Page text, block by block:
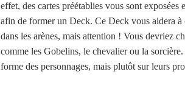
effet, des cartes préétablies vous sont
afin de former un Deck. Ce Deck vous aidera à
dans les arènes, mais attention ! Vous devriez
comme les Gobelins, le chevalier ou la
forme des personnages, mais plutôt sur leurs